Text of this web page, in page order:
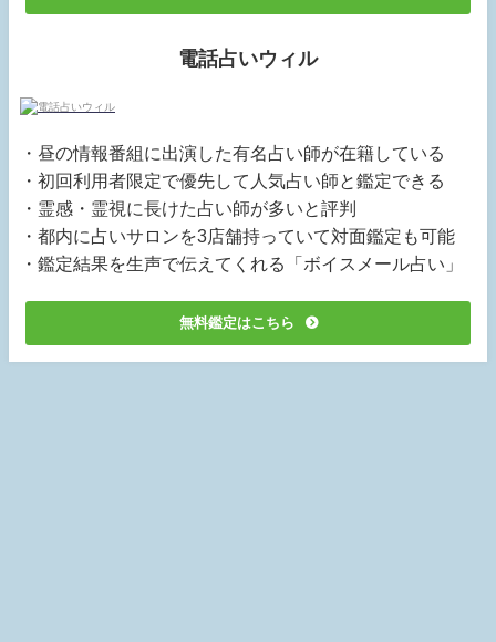
電話占いウィル
・昼の情報番組に出演した有名占い師が在籍している
・初回利用者限定で優先して人気占い師と鑑定できる
・霊感・霊視に長けた占い師が多いと評判
・都内に占いサロンを3店舗持っていて対面鑑定も可能
・鑑定結果を生声で伝えてくれる「ボイスメール占い」
無料鑑定はこちら